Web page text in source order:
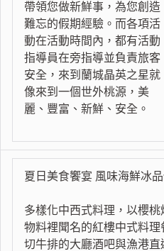
帶領您做新鮮事，為您創造
難忘的假期經驗。而各項活
動在活動時間內，都有活動
指導員在旁指導並負責旅客
安全，來到蘭城晶英之星就
像來到一個世外桃源，美
麗、豐富、新鮮、安全。
夏日美食饗宴 風味海鮮冰
多樣化中西式料理，以櫻
物料裡聞名的紅樓中式料
切牛排的大廳酒吧與漁港直